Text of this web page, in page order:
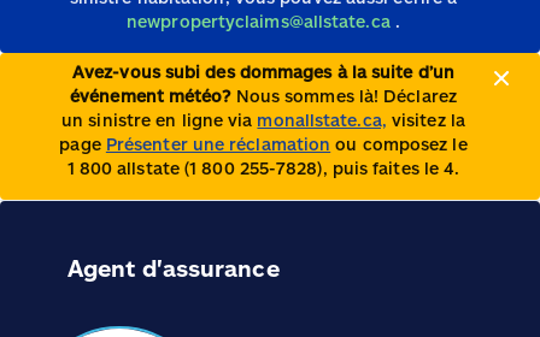
newpropertyclaims@allstate.ca .
Avez-vous subi des dommages à la suite d’un
événement météo? Nous sommes là! Déclarez
un sinistre en ligne via monallstate.ca, visitez la
page Présenter une réclamation ou composez le
1 800 allstate (1 800 255-7828), puis faites le 4.
Agent d'assurance